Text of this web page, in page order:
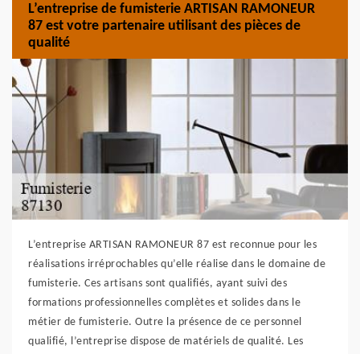
L’entreprise de fumisterie ARTISAN RAMONEUR
87 est votre partenaire utilisant des pièces de
qualité
L’entreprise ARTISAN RAMONEUR 87 est reconnue pour les
réalisations irréprochables qu’elle réalise dans le domaine de
fumisterie. Ces artisans sont qualifiés, ayant suivi des
formations professionnelles complètes et solides dans le
métier de fumisterie. Outre la présence de ce personnel
qualifié, l’entreprise dispose de matériels de qualité. Les